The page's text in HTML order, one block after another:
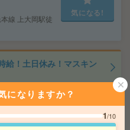
線 上大岡駅徒
気になる!
給！土日休み！マスキン
気になる!
になりますか？
1/10